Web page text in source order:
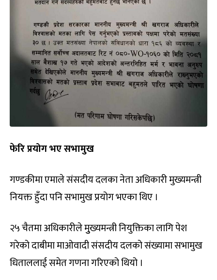
फेरि प्रयोग भए सभामुख
गण्डकीमा एमाले संसदीय दलका नेता अधिकारी मुख्यमन्त्री
नियक्त हुँदा पनि सभामुख प्रयोग भएका थिए ।
२५ चैतमा अधिकारीले मुुख्यमन्त्री नियुक्तिका लागि पेश
गरेको दाबीमा माओवादी संसदीय दलको संख्यामा सभामुख
धिताललाई समेत गणना गरिएको थियो ।